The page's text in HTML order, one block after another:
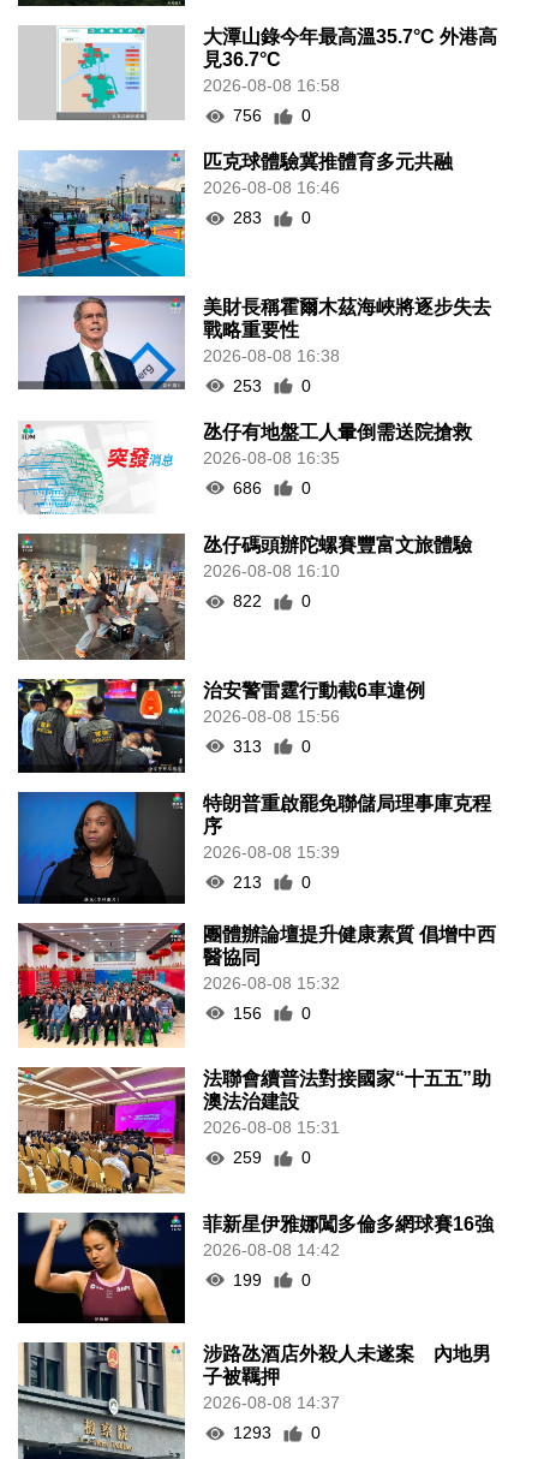
大潭山錄今年最高溫35.7°C 外港高
見36.7°C
2026-08-08 16:58
756
0
匹克球體驗冀推體育多元共融
2026-08-08 16:46
283
0
美財長稱霍爾木茲海峽將逐步失去
戰略重要性
2026-08-08 16:38
253
0
氹仔有地盤工人暈倒需送院搶救
2026-08-08 16:35
686
0
氹仔碼頭辦陀螺賽豐富文旅體驗
2026-08-08 16:10
822
0
治安警雷霆行動截6車違例
2026-08-08 15:56
313
0
特朗普重啟罷免聯儲局理事庫克程
序
2026-08-08 15:39
213
0
團體辦論壇提升健康素質 倡增中西
醫協同
2026-08-08 15:32
156
0
法聯會續普法對接國家“十五五”助
澳法治建設
2026-08-08 15:31
259
0
菲新星伊雅娜闖多倫多網球賽16強
2026-08-08 14:42
199
0
涉路氹酒店外殺人未遂案 內地男
子被羈押
2026-08-08 14:37
1293
0